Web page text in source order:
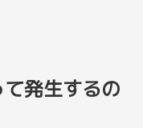
発生するの